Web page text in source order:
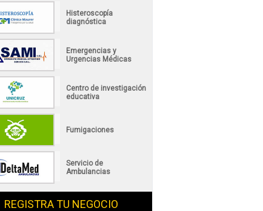
Histeroscopía
diagnóstica
Emergencias y
Urgencias Médicas
Centro de investigación
educativa
Fumigaciones
Servicio de
Ambulancias
REGISTRA TU NEGOCIO